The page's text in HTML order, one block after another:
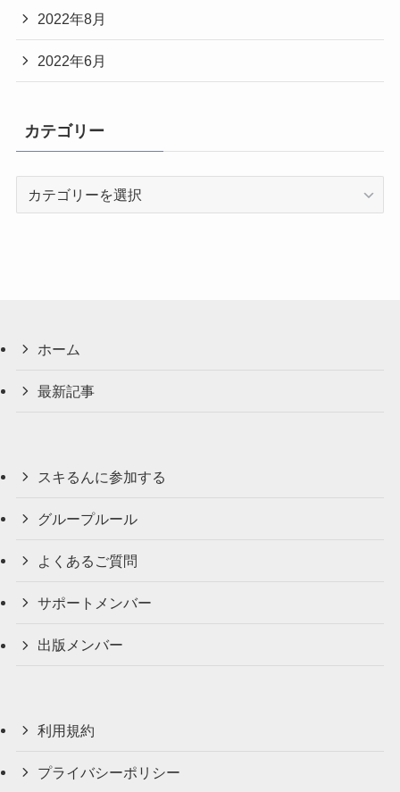
2022年8月
2022年6月
カテゴリー
ホーム
最新記事
スキるんに参加する
グループルール
よくあるご質問
サポートメンバー
出版メンバー
利用規約
プライバシーポリシー